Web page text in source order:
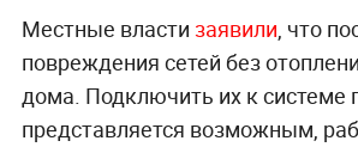
Местные власти заявили, что
повреждения сетей без
дома. Подключить их к системе
представляется возможным,